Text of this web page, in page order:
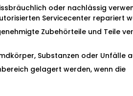
oder nachlässig
Servicecenter repariert
Zubehörteile und Teile
Substanzen oder Unfälle
gelagert werden, wenn die